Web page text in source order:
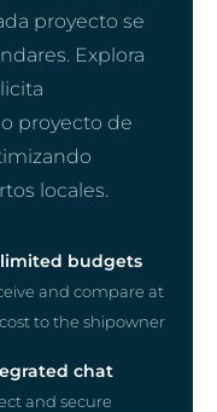
proyecto se
Explora
proyecto de
locales.
budgets
and compare at
to the shipowner
chat
and secure